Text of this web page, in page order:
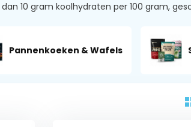
10 gram koolhydraten per 100 gram,
Pannenkoeken & Wafels